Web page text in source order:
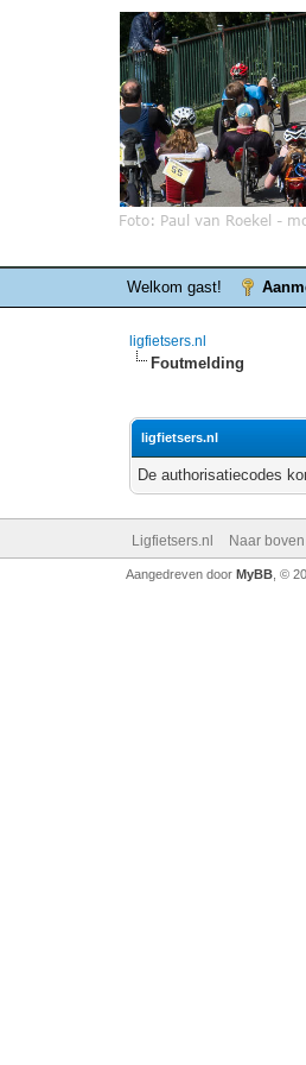
Welkom gast!
ligfietsers.nl
Foutmelding
ligfietsers.nl
De authorisatiecodes
Ligfietsers.nl Naar boven
Aangedreven door MyBB, ©